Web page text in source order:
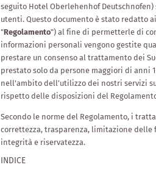
seguito Hotel Oberlehenhof
utenti. Questo documento è stato redatto
"Regolamento") al fine di permetterle di
informazioni personali vengono gestite
prestare un consenso al trattamento dei
prestato solo da persone maggiori di
nell'ambito dell’utilizzo dei nostri servizi
rispetto delle disposizioni del
Secondo le norme del Regolamento, i
correttezza, trasparenza, limitazione
integrità e riservatezza.
INDICE